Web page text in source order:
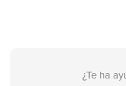
¿Te ha